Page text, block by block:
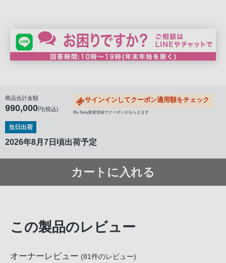
商品合計金額
990,000円(税込)
サインインしてクーポン適用額をチェック
My Sony新規登録でクーポンがもらえます
当日出荷
2026年8月7日頃出荷予定
カートに入れる
この製品のレビュー
オーナーレビュー (81件のレビュー)